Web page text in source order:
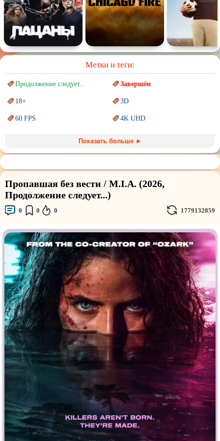
Метки и теги:
Продолжение следует... Завершён
18+ 3D
60 FPS 4K UHD
Marvel PIXAR
Sci-Fi (Научнаяфантастика) Trash (трэш) movies
Авангард иСюрреализм Ангелы и Демоны
Аниме
Дорамы Индийское кино
Киберпанк Коллекция
Комикс Маги и Волшебники
Наркотики Новогодние
Основанное нареальных
событиях
Параллельные миры
Перевод Гоблина ПереводКубик в Кубе
Перевод Кураж-Бамбей Пеплум
Подростковая Постапокалипсис
Призраки
Про апокалипсис Про богатых
Про богов Про вампиров
Про ведьм Про викингов
Показать больше ►
Пропавшая без вести / M.I.A. (2026,
Продолжение следует...)
0 0 0 1779132859